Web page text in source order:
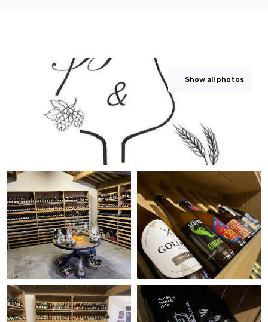
Show all photos